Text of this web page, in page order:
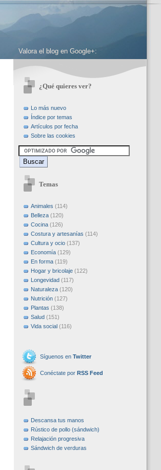
¿Qué quieres ver?
Lo más nuevo
Índice por temas
Artículos por fecha
Sobre las cookies
Temas
Animales (114)
Belleza (120)
Cocina (126)
Costura y artesanías (114)
Cultura y ocio (137)
Economía (129)
En forma (119)
Hogar y bricolaje (122)
Longevidad (117)
Naturaleza (120)
Nutrición (127)
Plantas (138)
Salud (151)
Vida social (116)
Valora el blog en Google+:
Síguenos en Twitter
Conéctate por RSS Feed
Descansa tus manos
Rústico de pollo (sándwich)
Relajación progresiva
Sándwich de verduras